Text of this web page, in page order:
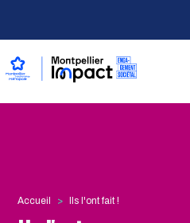
Navigation principale
Accueil Ils l'ont fait !